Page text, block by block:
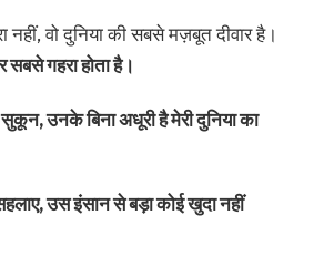
नहीं, वो दुनिया की सबसे मज़बूत दीवार है।
गहरा होता है।
उनके बिना अधूरी है मेरी दुनिया का
उस इंसान से बड़ा कोई खुदा नहीं